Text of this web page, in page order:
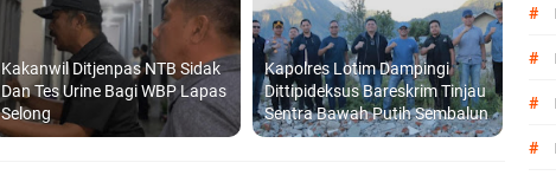
Kakanwil Ditjenpas NTB Sidak
Dan Tes Urine Bagi WBP Lapas
Selong
Kapolres Lotim Dampingi
Dittipideksus Bareskrim Tinjau
Sentra Bawah Putih Sembalun
#
#
#
#